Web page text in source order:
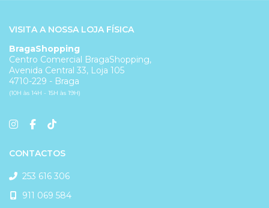
VISITA A NOSSA LOJA FÍSICA
BragaShopping
Centro Comercial BragaShopping,
Avenida Central 33, Loja 105
4710-229 - Braga
(10H às 14H - 15H às 19H)
CONTACTOS
253 616 306
911 069 584